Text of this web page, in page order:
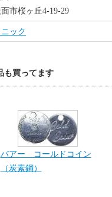
市桜ヶ丘4-19-29
ック
バアー コールドコイン
（炭素鋼）